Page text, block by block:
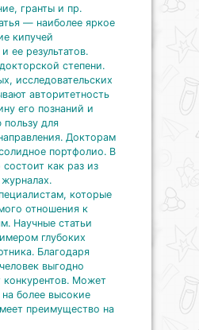
гранты и пр.
— наиболее яркое
кипучей
ее результатов.
степени.
исследовательских
авторитетность
его познаний и
пользу для
Докторам
портфолио. В
как раз из
которые
отношения к
Научные статьи
глубоких
Благодаря
выгодно
конкурентов. Может
на более высокие
преимущество на